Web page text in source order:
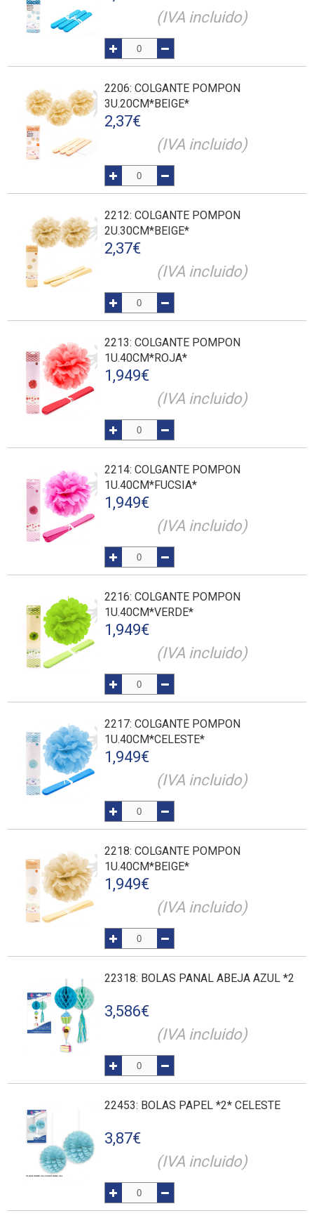
(IVA incluido)
2206: COLGANTE POMPON
3U.20CM*BEIGE*
2,37€
(IVA incluido)
2212: COLGANTE POMPON
2U.30CM*BEIGE*
2,37€
(IVA incluido)
2213: COLGANTE POMPON
1U.40CM*ROJA*
1,949€
(IVA incluido)
2214: COLGANTE POMPON
1U.40CM*FUCSIA*
1,949€
(IVA incluido)
2216: COLGANTE POMPON
1U.40CM*VERDE*
1,949€
(IVA incluido)
2217: COLGANTE POMPON
1U.40CM*CELESTE*
1,949€
(IVA incluido)
2218: COLGANTE POMPON
1U.40CM*BEIGE*
1,949€
(IVA incluido)
22318: BOLAS PANAL ABEJA AZUL *2
3,586€
(IVA incluido)
22453: BOLAS PAPEL *2* CELESTE
3,87€
(IVA incluido)